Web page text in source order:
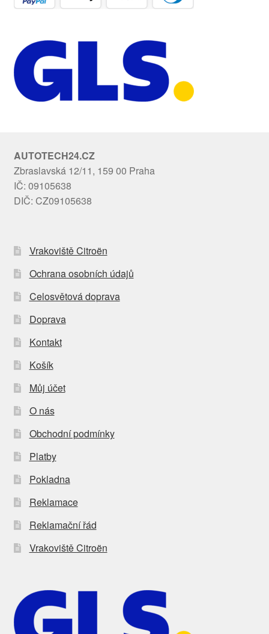
AUTOTECH24.CZ
Zbraslavská 12/11, 159 00 Praha
IČ: 09105638
DIČ: CZ09105638
Vrakoviště Citroën
Ochrana osobních údajů
Celosvětová doprava
Doprava
Kontakt
Košík
Můj účet
O nás
Obchodní podmínky
Platby
Pokladna
Reklamace
Reklamační řád
Vrakoviště Citroën